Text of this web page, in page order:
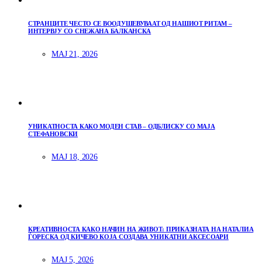
СТРАНЦИТЕ ЧЕСТО СЕ ВООДУШЕВУВААТ ОД НАШИОТ РИТАМ –
ИНТЕРВЈУ СО СНЕЖАНА БАЛКАНСКА
МАЈ 21, 2026
УНИКАТНОСТА КАКО МОДЕН СТАВ – ОДБЛИСКУ СО МАЈА
СТЕФАНОВСКИ
МАЈ 18, 2026
КРЕАТИВНОСТА КАКО НАЧИН НА ЖИВОТ: ПРИКАЗНАТА НА НАТАЛИА
ЃОРЕСКА ОД КИЧЕВО КОЈА СОЗДАВА УНИКАТНИ АКСЕСОАРИ
МАЈ 5, 2026